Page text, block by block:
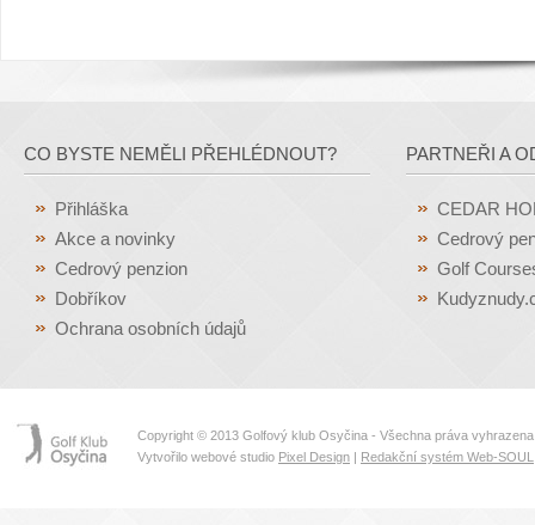
CO BYSTE NEMĚLI PŘEHLÉDNOUT?
Přihláška
Akce a novinky
Cedrový penzion
Dobříkov
Ochrana osobních údajů
PARTNEŘI A
CEDAR
Cedrový
Golf
Copyright © 2013 Golfový klub Osyčina - Všechna práva
Vytvořilo webové studio Pixel Design | Redakční systém Web-SOUL